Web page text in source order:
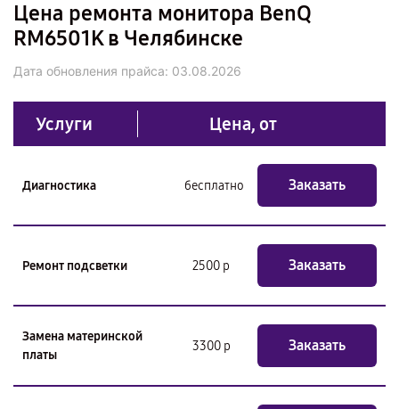
Цена ремонта монитора BenQ
RM6501K в Челябинске
Дата обновления прайса: 03.08.2026
Услуги Цена, от
Диагностика бесплатно Заказать
Ремонт подсветки 2500 р Заказать
Замена материнской
платы
3300 р Заказать